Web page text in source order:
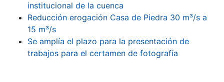
institucional de la cuenca
Reducción erogación Casa de Piedra 30 m³/s a
15 m³/s
Se amplía el plazo para la presentación de
trabajos para el certamen de fotografía